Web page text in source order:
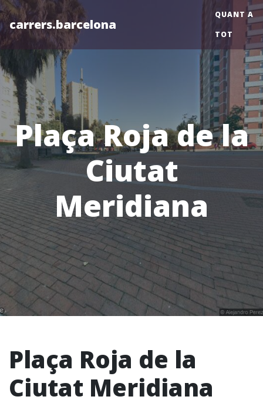
carrers.barcelona
QUANT A
TOT
Plaça Roja de la
Ciutat
Meridiana
Plaça Roja de la
Ciutat Meridiana